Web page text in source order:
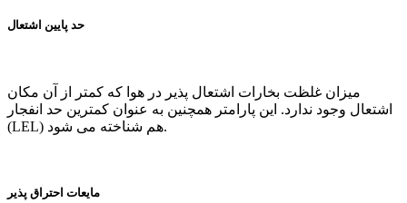
میزان غلظت بخارات اشتعال پذیر در هوا که کمتر از آن مکان
اشتعال وجود ندارد. این پارامتر همچنین به عنوان کمترین حد انفجار
(LEL) هم شناخته می شود.
مایعات احتراق پذیر